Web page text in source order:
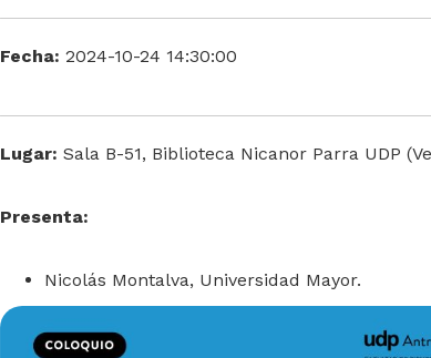
Fecha: 2024-10-24 14:30:00
Lugar: Sala B-51, Biblioteca Nicanor Parra UDP
Presenta:
Nicolás Montalva, Universidad Mayor.